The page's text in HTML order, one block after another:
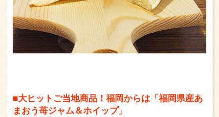
■大ヒットご当地商品！福岡からは「福岡県産あ
まおう苺ジャム＆ホイップ」